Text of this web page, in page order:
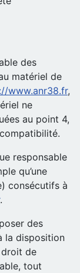
des
matériel de
www.anr38.fr,
ne
au point 4,
responsable
qu’une
consécutifs à
.
des
la disposition
droit de
tout